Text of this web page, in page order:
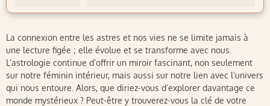
La connexion entre les astres et nos vies ne se limite jamais à
une lecture figée ; elle évolue et se transforme avec nous.
L’astrologie continue d’offrir un miroir fascinant, non seulement
sur notre féminin intérieur, mais aussi sur notre lien avec l’univers
qui nous entoure. Alors, que diriez-vous d’explorer davantage ce
monde mystérieux ? Peut-être y trouverez-vous la clé de votre